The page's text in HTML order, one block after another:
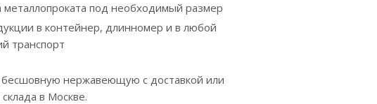
металлопроката под необходимый размер
в контейнер, длинномер и в любой
транспорт
бесшовную нержавеющую с доставкой или
в Москве.